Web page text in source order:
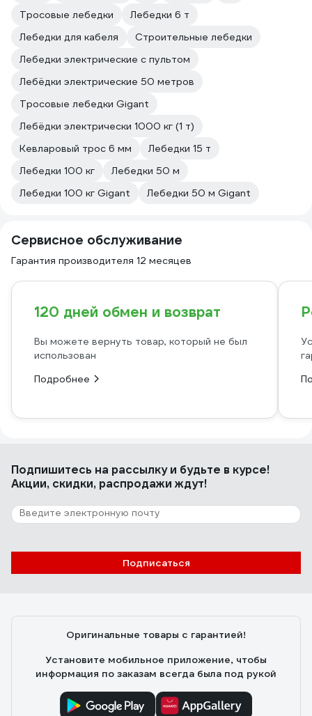
Тросовые лебедки
Лебедки 6 т
Лебедки для кабеля
Строительные лебедки
Лебедки электрические с пультом
Лебёдки электрические 50 метров
Тросовые лебедки Gigant
Лебёдки электрически 1000 кг (1 т)
Кевларовый трос 6 мм
Лебедки 15 т
Лебедки 100 кг
Лебедки 50 м
Лебедки 100 кг Gigant
Лебедки 50 м Gigant
Сервисное обслуживание
Гарантия производителя 12 месяцев
120 дней обмен и возврат
Вы можете вернуть товар, который не был
использован
Подробнее
Подпишитесь на рассылкуи будьте в курсе!
Акции, скидки, распродажи ждут!
Подписаться
Оригинальные товары с гарантией!
Установите мобильное приложение, чтобы
информация по заказам всегда была под рукой